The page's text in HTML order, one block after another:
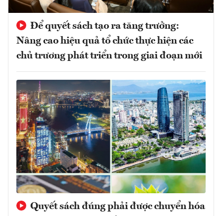
Để quyết sách tạo ra tăng trưởng:
Nâng cao hiệu quả tổ chức thực hiện các
chủ trương phát triển trong giai đoạn mới
Quyết sách đúng phải được chuyển hóa